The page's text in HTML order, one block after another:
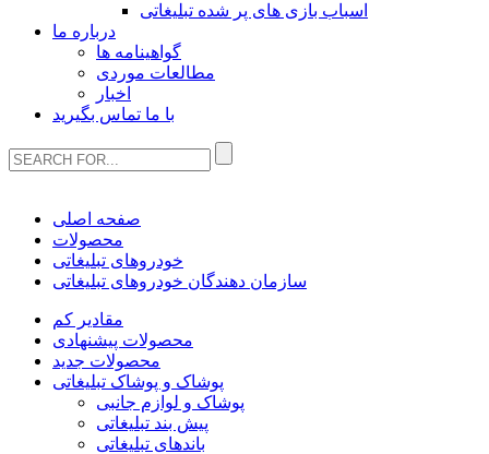
اسباب بازی های پر شده تبلیغاتی
درباره ما
گواهینامه ها
مطالعات موردی
اخبار
با ما تماس بگیرید
صفحه اصلی
محصولات
خودروهای تبلیغاتی
سازمان دهندگان خودروهای تبلیغاتی
مقادیر کم
محصولات پیشنهادی
محصولات جدید
پوشاک و پوشاک تبلیغاتی
پوشاک و لوازم جانبی
پیش بند تبلیغاتی
باندهای تبلیغاتی